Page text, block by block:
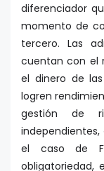
diferenciador
momento de
tercero. Las
cuentan con el
el dinero de
logren
gestión de
independientes,
el caso de
obligatoriedad,